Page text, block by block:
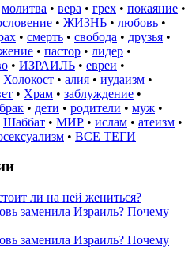
молитва • вера • грех • покаяние •
• ЖИЗНЬ • любовь •
• смерть • свобода • друзья •
• пастор • лидер •
• ИЗРАИЛЬ • евреи •
Холокост • алия • иудаизм •
• Храм • заблуждение •
брак • дети • родители • муж •
Шаббат • МИР • ислам • атеизм •
• ВСЕ ТЕГИ
ли на ней жениться?
заменила Израиль? Почему
заменила Израиль? Почему